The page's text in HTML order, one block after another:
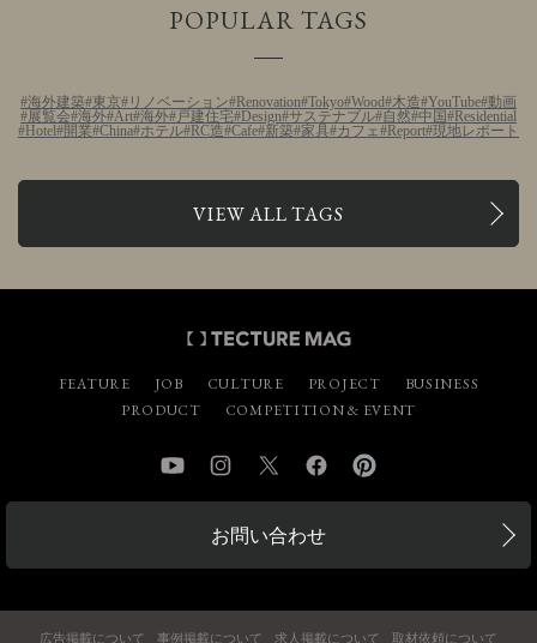
POPULAR TAGS
海外建築 東京 リノベーション Renovation Tokyo Wood 木造 YouTube 動画
展覧会 海外 Art 海外 戸建住宅 Design サステナブル 自然 中国
Residential
Hotel 開業 China ホテル RC造 Cafe 新築 家具 カフェ Report 現地レポート
VIEW ALL TAGS
FEATURE JOB CULTURE PROJECT
BUSINESS
PRODUCT
COMPETITION & EVENT
YouTube InstagramTwitter Facebook
お問い合わせ
広告掲載について 事例掲載について 求人掲載について 取材依頼について